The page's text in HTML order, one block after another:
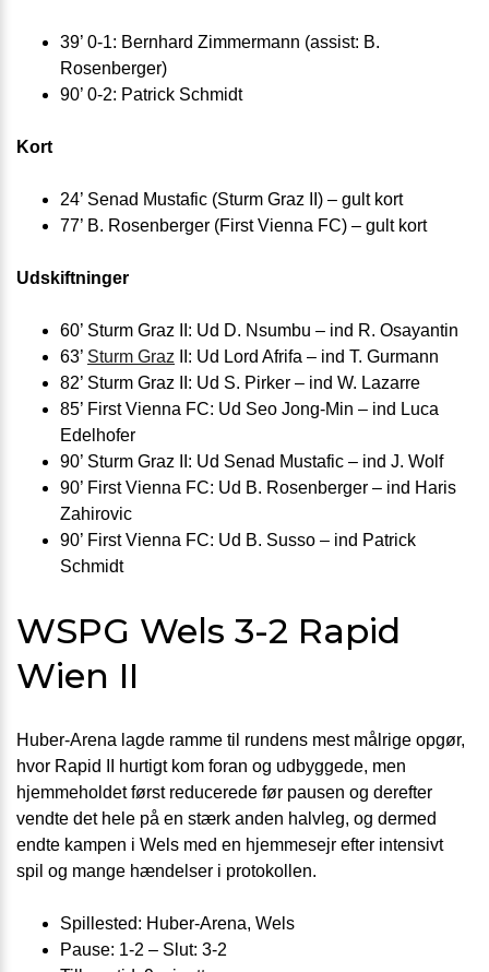
39’ 0-1: Bernhard Zimmermann (assist: B.
Rosenberger)
90’ 0-2: Patrick Schmidt
Kort
24’ Senad Mustafic (Sturm Graz II) – gult kort
77’ B. Rosenberger (First Vienna FC) – gult kort
Udskiftninger
60’ Sturm Graz II: Ud D. Nsumbu – ind R. Osayantin
63’ Sturm Graz II: Ud Lord Afrifa – ind T. Gurmann
82’ Sturm Graz II: Ud S. Pirker – ind W. Lazarre
85’ First Vienna FC: Ud Seo Jong-Min – ind Luca
Edelhofer
90’ Sturm Graz II: Ud Senad Mustafic – ind J. Wolf
90’ First Vienna FC: Ud B. Rosenberger – ind Haris
Zahirovic
90’ First Vienna FC: Ud B. Susso – ind Patrick
Schmidt
WSPG Wels 3-2 Rapid
Wien II
Huber-Arena lagde ramme til rundens mest målrige opgør,
hvor Rapid II hurtigt kom foran og udbyggede, men
hjemmeholdet først reducerede før pausen og derefter
vendte det hele på en stærk anden halvleg, og dermed
endte kampen i Wels med en hjemmesejr efter intensivt
spil og mange hændelser i protokollen.
Spillested: Huber-Arena, Wels
Pause: 1-2 – Slut: 3-2